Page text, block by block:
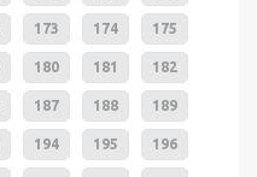
173 174 175
180 181 182
187 188 189
194 195 196